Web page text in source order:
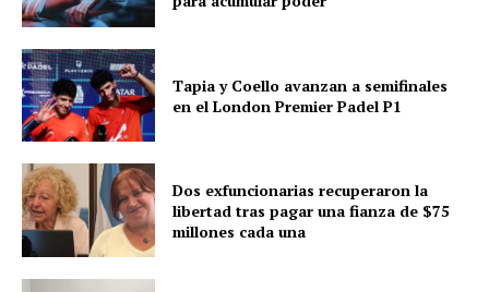
Tapia y Coello avanzan a semifinales
en el London Premier Padel P1
Dos exfuncionarias recuperaron la
libertad tras pagar una fianza de $75
millones cada una